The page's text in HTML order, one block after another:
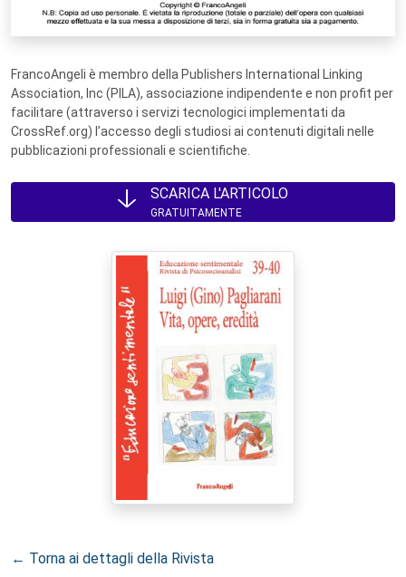
FrancoAngeli è membro della Publishers International Linking
Association, Inc (PILA), associazione indipendente e non profit per
facilitare (attraverso i servizi tecnologici implementati da
CrossRef.org) l’accesso degli studiosi ai contenuti digitali nelle
pubblicazioni professionali e scientifiche.
SCARICA L'ARTICOLO
GRATUITAMENTE
← Torna ai dettagli della Rivista